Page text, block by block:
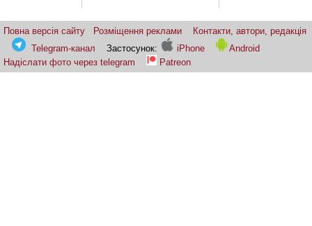
Повна версія сайту Розміщення реклами
Контакти, автори, редакція
Telegram-канал
Застосунок: iPhone
Android
Надіслати фото через telegram
Patreon